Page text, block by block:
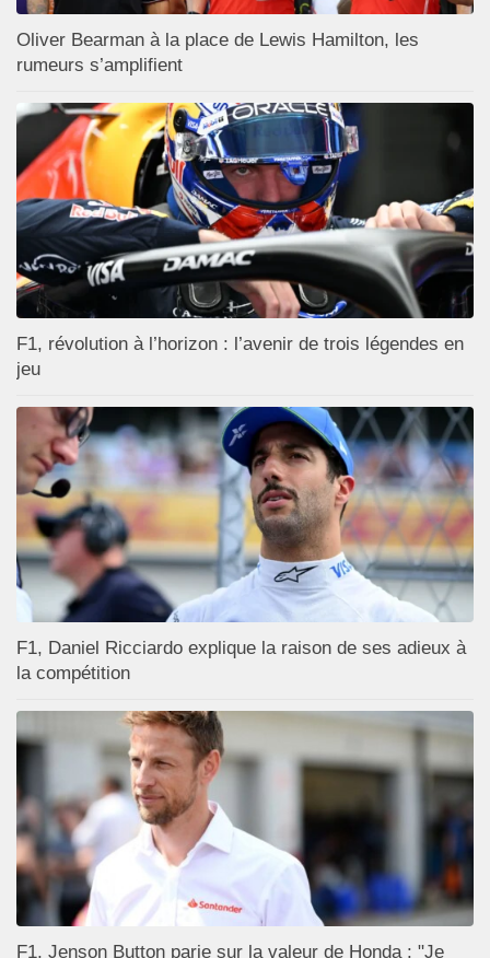
Oliver Bearman à la place de Lewis Hamilton, les
rumeurs s’amplifient
F1, révolution à l’horizon : l’avenir de trois légendes en
jeu
F1, Daniel Ricciardo explique la raison de ses adieux à
la compétition
F1, Jenson Button parie sur la valeur de Honda : "Je